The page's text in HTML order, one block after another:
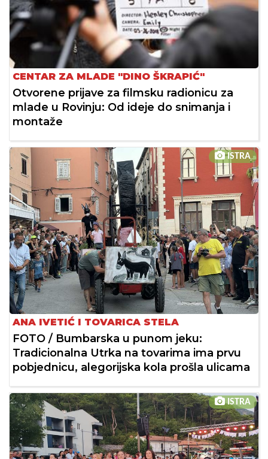
CENTAR ZA MLADE "DINO ŠKRAPIĆ"
Otvorene prijave za filmsku radionicu za
mlade u Rovinju: Od ideje do snimanja i
montaže
ISTRA
ANA IVETIĆ I TOVARICA STELA
FOTO / Bumbarska u punom jeku:
Tradicionalna Utrka na tovarima ima prvu
pobjednicu, alegorijska kola prošla ulicama
ISTRA